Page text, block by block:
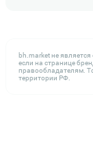
bh.market не
если на странице
правообладателям.
территории РФ.